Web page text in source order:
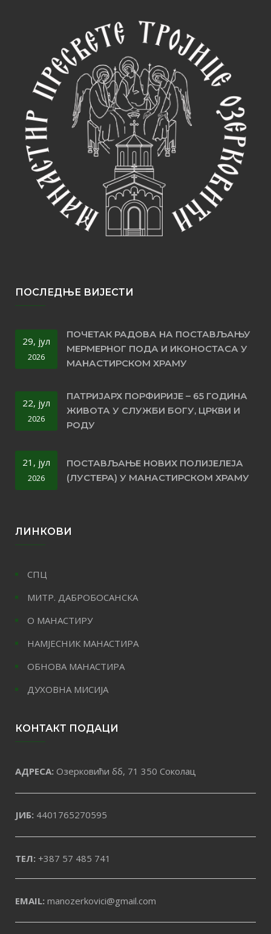
ПОСЛЕДЊЕ ВИЈЕСТИ
29, јул
2026
ПОЧЕТАК РАДОВА НА ПОСТАВЉАЊУ
МЕРМЕРНОГ ПОДА И ИКОНОСТАСА У
МАНАСТИРСКОМ ХРАМУ
22, јул
2026
ПАТРИЈАРХ ПОРФИРИЈЕ – 65 ГОДИНА
ЖИВОТА У СЛУЖБИ БОГУ, ЦРКВИ И
РОДУ
21, јул
2026
ПОСТАВЉАЊЕ НОВИХ ПОЛИЈЕЛЕЈА
(ЛУСТЕРА) У МАНАСТИРСКОМ ХРАМУ
ЛИНКОВИ
СПЦ
МИТР. ДАБРОБОСАНСКА
О МАНАСТИРУ
НАМЈЕСНИК МАНАСТИРА
ОБНОВА МАНАСТИРА
ДУХОВНА МИСИЈА
КОНТАКТ ПОДАЦИ
АДРЕСА: Озерковићи бб, 71 350 Соколац
ЈИБ: 4401765270595
ТЕЛ: +387 57 485 741
EMAIL: manozerkovici@gmail.com